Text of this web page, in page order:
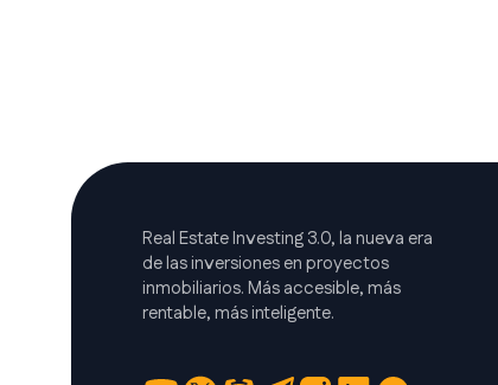
Real Estate Investing 3.0, la nueva era
de las inversiones en proyectos
inmobiliarios. Más accesible, más
rentable, más inteligente.